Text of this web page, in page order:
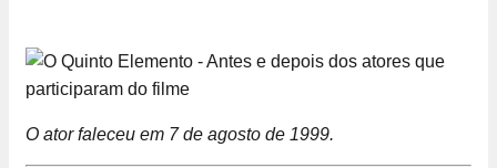
O ator faleceu em 7 de agosto de 1999.